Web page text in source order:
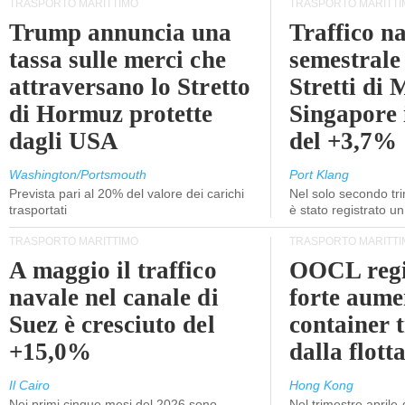
TRASPORTO MARITTIMO
Trump annuncia una
tassa sulle merci che
attraversano lo Stretto
di Hormuz protette
dagli USA
Washington/Portsmouth
Prevista pari al 20% del valore dei carichi
trasportati
TRASPORTO
Traffico
Stretti di
del +3,7%
Port Klang
Nel solo secondo
è stato registrato
TRASPORTO MARITTIMO
A maggio il traffico
navale nel canale di
Suez è cresciuto del
+15,0%
Il Cairo
TRASPORTO
OOCL
forte
container
dalla
Hong Kong